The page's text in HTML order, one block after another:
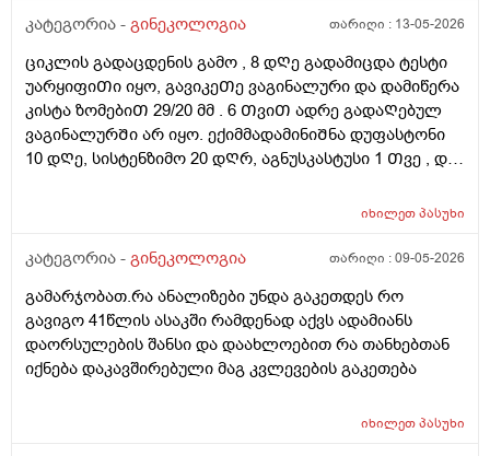
კატეგორია - გინეკოლოგია თარიღი : 13-05-2026
ციკლის გადაცდენის გამო , 8 დᲦე გადამიცდა ტესტი
უარყიფიᲗი იყო, გავიკეᲗე ვაგინალური და დამიწერა
კისტა ზომებიᲗ 29/20 მმ . 6 ᲗვიᲗ ადრე გადაᲦებულ
ვაგინალურᲨი არ იყო. ექიმმადამინიᲨნა დუფასტონი
10 დᲦე, სისტენზიმო 20 დᲦრ, აგნუსკასტუსი 1 Თვე , და
რამდენადსაყურადᲦებოა და Თუ დაეხმარება ეს
იხილეთპასუხი
კატეგორია - გინეკოლოგია თარიღი :09-05-2026
გამარჯობათ.რა ანალიზები უნდა გაკეთდეს რო
გავიგო 41წლის ასაკში რამდენად აქვს ადამიანს
დაორსულების შანსი და დაახლოებით რა თანხებთან
იქნება დაკავშირებული მაგ კვლევების გაკეთება
იხილეთპასუხი